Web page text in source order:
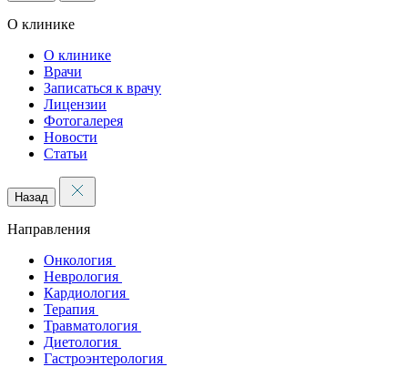
О клинике
О клинике
Врачи
Записаться к врачу
Лицензии
Фотогалерея
Новости
Статьи
Назад
Направления
Онкология
Неврология
Кардиология
Терапия
Травматология
Диетология
Гастроэнтерология